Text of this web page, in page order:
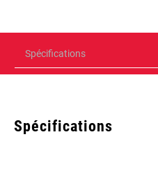
Spécifications
Spécifications